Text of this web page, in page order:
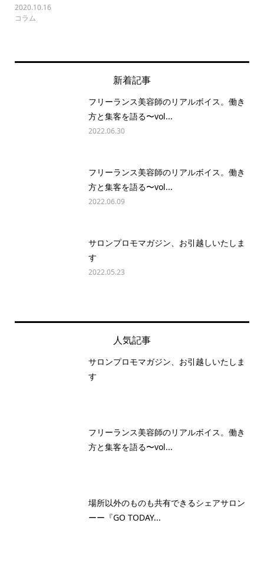
2020.10.16
コラム
新着記事
フリーランス美容師のリアルボイス。働き
方と集客を語る〜vol...
2022.06.30
フリーランス美容師のリアルボイス。働き
方と集客を語る〜vol...
2022.06.09
サロンプロモマガジン、お引越しいたしま
す
2022.05.23
人気記事
サロンプロモマガジン、お引越しいたしま
す
フリーランス美容師のリアルボイス。働き
方と集客を語る〜vol...
場所以外のものも共有できるシェアサロン
ーー『GO TODAY...